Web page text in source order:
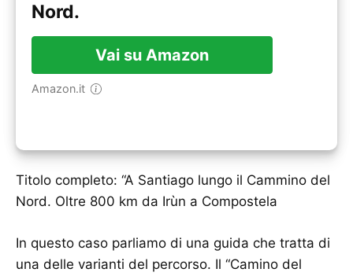
Nord.
Vai su Amazon
Amazon.it
Titolo completo: “A Santiago lungo il Cammino del
Nord. Oltre 800 km da Irùn a Compostela
In questo caso parliamo di una guida che tratta di
una delle varianti del percorso. Il “Camino del